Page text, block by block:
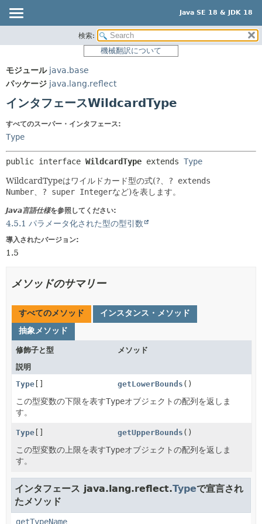
Java SE 18 & JDK 18
パッケージ
使用
ツリー
新規
非推奨
ヘルプ
サマリー:
ネスト済
メソッド
コンストラクタ
メソッド
検索:
機械翻訳について
モジュール java.base
パッケージ java.lang.reflect
インタフェースWildcardType
すべてのスーパー・インタフェース:
Type
public interface WildcardType extends Type
WildcardTypeはワイルドカード型の式(?
? extends
Number
? super Integerなど)を表します。
Java言語仕様を参照してください:
4.5.1 パラメータ化された型の型引数
導入されたバージョン:
1.5
メソッドのサマリー
すべてのメソッド
インスタンス・メソッド
抽象メソッド
修飾子と型
メソッド
説明
Type [] getLowerBounds ()
この型変数の下限を表すTypeオブジェクトの配列を返しま
す。
Type [] getUpperBounds ()
この型変数の上限を表すTypeオブジェクトの配列を返しま
す。
インタフェース java.lang.reflect.Typeで宣言され
たメソッド
getTypeName